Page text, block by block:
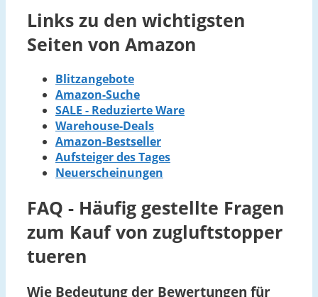
Links zu den wichtigsten
Seiten von Amazon
Blitzangebote
Amazon-Suche
SALE - Reduzierte Ware
Warehouse-Deals
Amazon-Bestseller
Aufsteiger des Tages
Neuerscheinungen
FAQ - Häufig gestellte Fragen
zum Kauf von zugluftstopper
tueren
Wie Bedeutung der Bewertungen für